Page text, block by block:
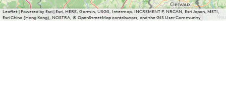
Leaflet|Powered by Esri | Esri, HERE, Garmin, USGS, Intermap, INCREMENT P, NRCAN, Esri Japan, METI,
Esri China (Hong Kong), NOSTRA, © OpenStreetMap contributors, and the GIS User Community